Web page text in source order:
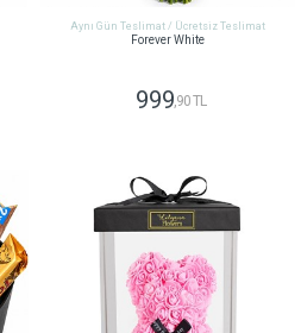
Aynı Gün Teslimat / Ücretsiz Teslimat
Forever White
999,90 TL